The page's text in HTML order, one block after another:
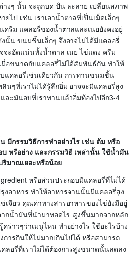
งๆ นั้น จะถูกบด ปั่น ละลาย เปลี่ยนสภาพ
ไป เช่น เราเอาน้ำตาลที่เป็นเม็ดเล็กๆ
ครีม แคลอรี่ของน้ำตาลและเนยยังคงอยู่
นั้น ขนมชิ้นเล็กๆ จึงอาจไม่ได้มีแคลอรี่
จะอัดแน่นทั้งน้ำตาล เนย ไข่แดง ครีม
อขนาดกับแคลอรี่ไม่ได้สัมพันธ์กัน ทำให้
แคลอรี่เช่นเดียวกัน การทานขนมชิ้น
ลินๆที่เราไม่ได้รู้สึกอิ่ม อาจจะมีแคลอรี่สูง
ละมันอบที่เราทานแล้วอิ่มท้องไปอีก3-4
มีกรรมวิธีการทำอย่างไร เช่น ต้ม หรือ
บ หรือย่าง และกรรมวิธี เหล่านั้น ใช้น้ำมัน
ริมาณเยอะหรือน้อย
หรือส่วนประกอบมีแคลอรี่ที่ไม่ได้
งอาหาร ทำให้อาหารจานนั้นมีแคลอรี่สูง
เจียว คุณค่าทางสารอาหารของไข่ยังมีอยู่
กน้ำมันที่นำมาทอดไข่ สูงขึ้นมากจากหลัก
ร่าวๆว่าเมนูไหน ทำอย่างไร ใช้อะไรบ้าง
การกินให้ไม่มากเกินไปได้ หรือสามารถ
ลอรี่ที่เราไม่ได้ต้องการสูงขนาดนั้นลดลง